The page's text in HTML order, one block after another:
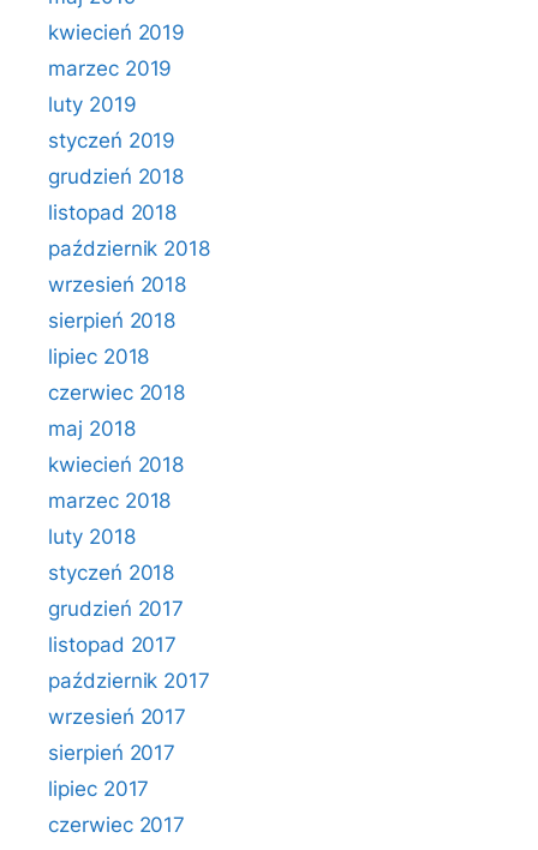
kwiecień 2019
marzec 2019
luty 2019
styczeń 2019
grudzień 2018
listopad 2018
październik 2018
wrzesień 2018
sierpień 2018
lipiec 2018
czerwiec 2018
maj 2018
kwiecień 2018
marzec 2018
luty 2018
styczeń 2018
grudzień 2017
listopad 2017
październik 2017
wrzesień 2017
sierpień 2017
lipiec 2017
czerwiec 2017